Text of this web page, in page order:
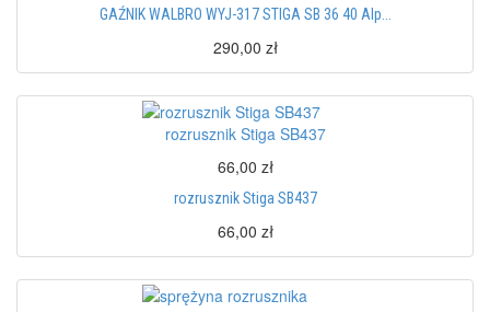
GAŹNIK WALBRO WYJ-317 STIGA SB 36 40 Alp...
290,00 zł
rozrusznik Stiga SB437
66,00 zł
rozrusznik Stiga SB437
66,00 zł